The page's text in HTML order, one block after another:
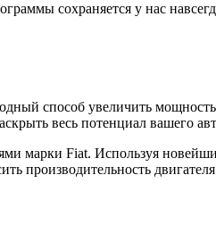
сохраняется у нас
способ увеличить
весь потенциал вашего
марки Fiat. Используя
производительность